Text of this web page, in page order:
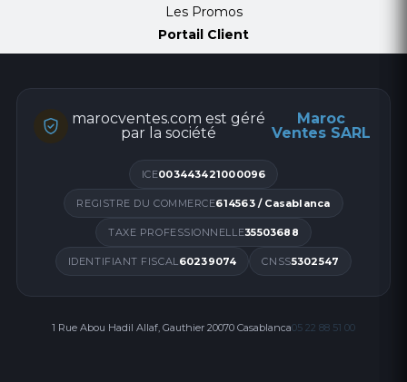
Les Promos
Portail Client
marocventes.com est géré
par la société
Maroc
Ventes SARL
ICE003443421000096
REGISTRE DU COMMERCE614563 / Casablanca
TAXE PROFESSIONNELLE35503688
IDENTIFIANT FISCAL60239074 CNSS5302547
1 Rue Abou Hadil Allaf, Gauthier 20070 Casablanca05 22 88 51 00